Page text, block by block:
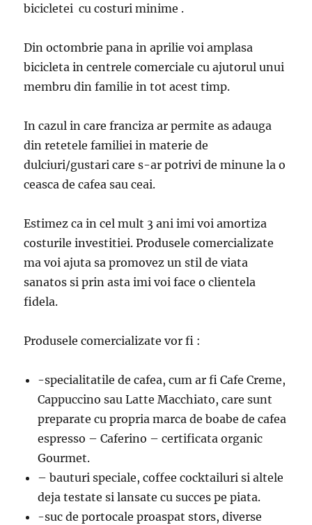
bicicletei cu costuri minime .
Din octombrie pana in aprilie voi amplasa
bicicleta in centrele comerciale cu ajutorul unui
membru din familie in tot acest timp.
In cazul in care franciza ar permite as adauga
din retetele familiei in materie de
dulciuri/gustari care s-ar potrivi de minune la o
ceasca de cafea sau ceai.
Estimez ca in cel mult 3 ani imi voi amortiza
costurile investitiei. Produsele comercializate
ma voi ajuta sa promovez un stil de viata
sanatos si prin asta imi voi face o clientela
fidela.
Produsele comercializate vor fi :
-specialitatile de cafea, cum ar fi Cafe Creme,
Cappuccino sau Latte Macchiato, care sunt
preparate cu propria marca de boabe de cafea
espresso – Caferino – certificata organic
Gourmet.
– bauturi speciale, coffee cocktailuri si altele
deja testate si lansate cu succes pe piata.
-suc de portocale proaspat stors, diverse